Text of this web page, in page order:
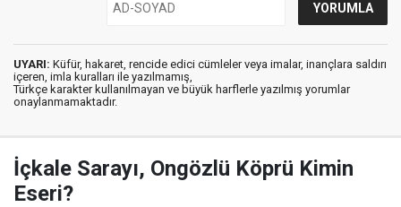
UYARI: Küfür, hakaret, rencide edici cümleler veya imalar, inançlara saldırı
içeren, imla kuralları ile yazılmamış,
Türkçe karakter kullanılmayan ve büyük harflerle yazılmış yorumlar
onaylanmamaktadır.
İçkale Sarayı, Ongözlü Köprü Kimin
Eseri?